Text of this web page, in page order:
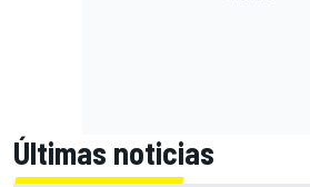
Últimas noticias